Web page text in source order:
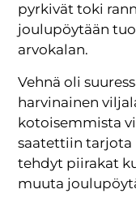
pyrkivät toki
joulupöytään
arvokalan.
Vehnä oli
harvinainen
kotoisemmista
saatettiin tarjota
tehdyt piirakat
muuta